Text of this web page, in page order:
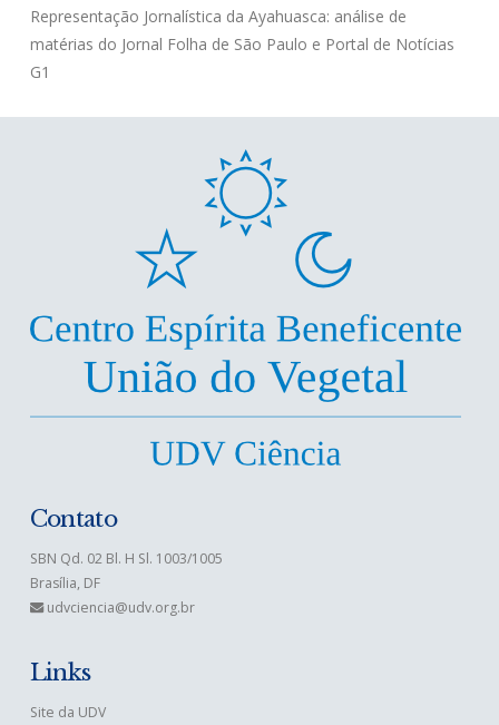
Representação Jornalística da Ayahuasca: análise de
matérias do Jornal Folha de São Paulo e Portal de Notícias
G1
Contato
SBN Qd. 02 Bl. H Sl. 1003/1005
Brasília, DF
udvciencia@udv.org.br
Links
Site da UDV